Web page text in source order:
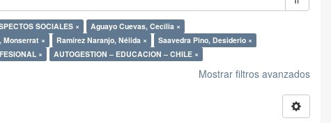
SOCIALES ×
Aguayo Cuevas, Cecilia ×
Monserrat × Ramírez Naranjo, Nélida ×
Saavedra Pino, Desiderio ×
× AUTOGESTION – EDUCACION – CHILE ×
Mostrar filtros avanzados